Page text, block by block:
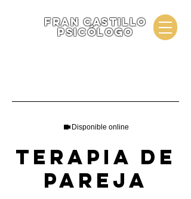
fran castillo
psicólogo
Disponible online
Terapia de
pareja